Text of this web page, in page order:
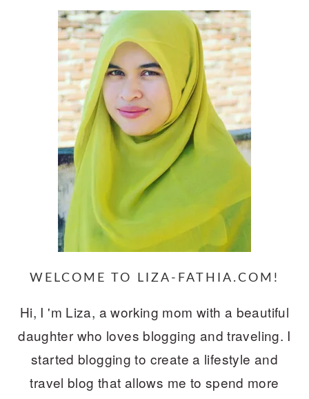
WELCOME TO LIZA-FATHIA.COM!
Hi, I 'm Liza, a working mom with a beautiful
daughter who loves blogging and traveling. I
started blogging to create a lifestyle and
travel blog that allows me to spend more